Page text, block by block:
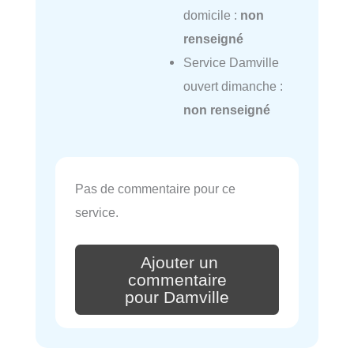
domicile : non
renseigné
Service Damville
ouvert dimanche :
non renseigné
Pas de commentaire pour ce
service.
Ajouter un
commentaire
pour Damville